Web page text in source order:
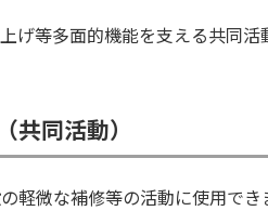
げ等多面的機能を支える共同活
共同活動）
軽微な補修等の活動に使用でき